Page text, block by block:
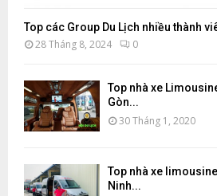
Top các Group Du Lịch nhiều thành
28 Tháng 8, 2024 0
Top nhà xe
Gòn...
30 Tháng 1, 2020
Top nhà xe
Ninh...